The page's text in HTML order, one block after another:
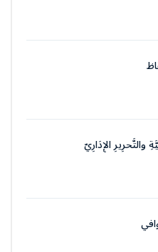
والتَّحرِيرِ الإِدَارِيّ